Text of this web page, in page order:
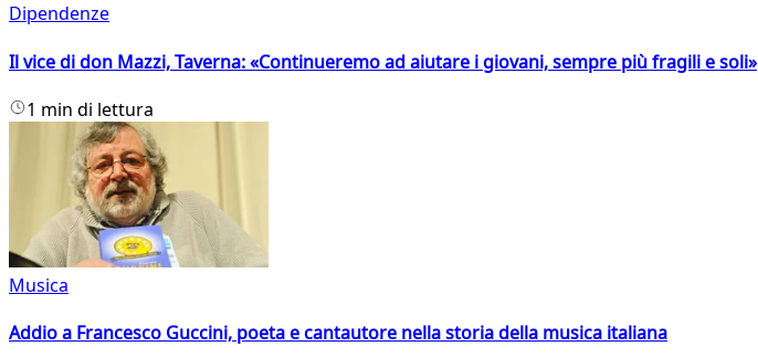
Dipendenze
Il vice di don Mazzi, Taverna: «Continueremo ad aiutare i giovani, sempre più fragili e soli»
1 min di lettura
Musica
Addio a Francesco Guccini, poeta e cantautore nella storia della musica italiana